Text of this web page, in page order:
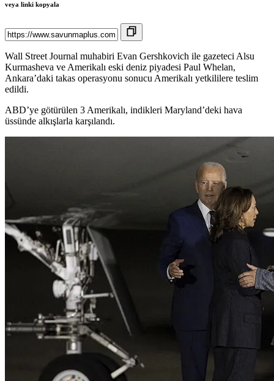
veya linki kopyala
Wall Street Journal muhabiri Evan Gershkovich ile gazeteci Alsu
Kurmasheva ve Amerikalı eski deniz piyadesi Paul Whelan,
Ankara’daki takas operasyonu sonucu Amerikalı yetkililere teslim
edildi.
ABD’ye götürülen 3 Amerikalı, indikleri Maryland’deki hava
üssünde alkışlarla karşılandı.